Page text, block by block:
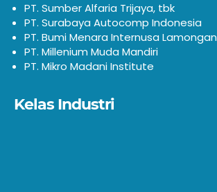
PT. Sumber Alfaria Trijaya, tbk
PT. Surabaya Autocomp Indonesia
PT. Bumi Menara Internusa Lamongan
PT. Millenium Muda Mandiri
PT. Mikro Madani Institute
Kelas Industri